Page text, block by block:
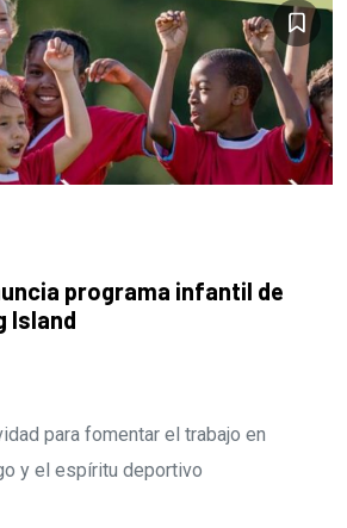
programa infantil de
Island
para fomentar el trabajo en
y el espíritu deportivo